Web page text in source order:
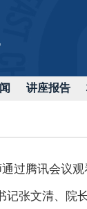
讲座报告
过腾讯会议观
张文清、院